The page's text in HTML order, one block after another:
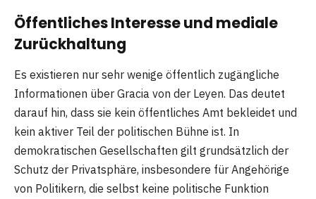
Öffentliches Interesse und mediale
Zurückhaltung
Es existieren nur sehr wenige öffentlich zugängliche
Informationen über Gracia von der Leyen. Das deutet
darauf hin, dass sie kein öffentliches Amt bekleidet und
kein aktiver Teil der politischen Bühne ist. In
demokratischen Gesellschaften gilt grundsätzlich der
Schutz der Privatsphäre, insbesondere für Angehörige
von Politikern, die selbst keine politische Funktion